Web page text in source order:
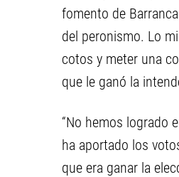
fomento de
del peronismo. Lo
cotos y meter una
que le ganó la
“No hemos logrado
ha aportado los
que era ganar la